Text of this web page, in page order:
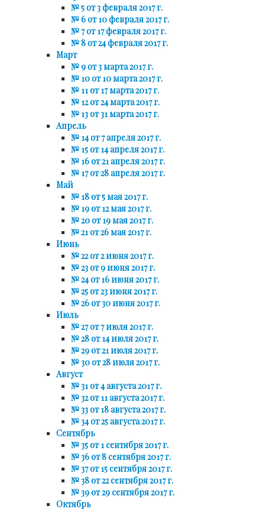
№ 5 от 3 февраля 2017 г.
№ 6 от 10 февраля 2017 г.
№ 7 от 17 февраля 2017 г.
№ 8 от 24 февраля 2017 г.
Март
№ 9 от 3 марта 2017 г.
№ 10 от 10 марта 2017 г.
№ 11 от 17 марта 2017 г.
№ 12 от 24 марта 2017 г.
№ 13 от 31 марта 2017 г.
Апрель
№ 14 от 7 апреля 2017 г.
№ 15 от 14 апреля 2017 г.
№ 16 от 21 апреля 2017 г.
№ 17 от 28 апреля 2017 г.
Май
№ 18 от 5 мая 2017 г.
№ 19 от 12 мая 2017 г.
№ 20 от 19 мая 2017 г.
№ 21 от 26 мая 2017 г.
Июнь
№ 22 от 2 июня 2017 г.
№ 23 от 9 июня 2017 г.
№ 24 от 16 июня 2017 г.
№ 25 от 23 июня 2017 г.
№ 26 от 30 июня 2017 г.
Июль
№ 27 от 7 июля 2017 г.
№ 28 от 14 июля 2017 г.
№ 29 от 21 июля 2017 г.
№ 30 от 28 июля 2017 г.
Август
№ 31 от 4 августа 2017 г.
№ 32 от 11 августа 2017 г.
№ 33 от 18 августа 2017 г.
№ 34 от 25 августа 2017 г.
Сентябрь
№ 35 от 1 сентября 2017 г.
№ 36 от 8 сентября 2017 г.
№ 37 от 15 сентября 2017 г.
№ 38 от 22 сентября 2017 г.
№ 39 от 29 сентября 2017 г.
Октябрь